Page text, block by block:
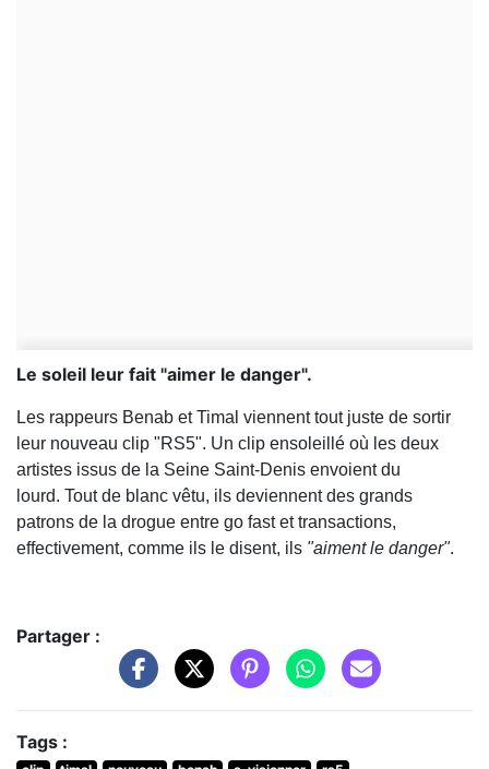
Le soleil leur fait "aimer le danger".
Les rappeurs Benab et Timal viennent tout juste de sortir
leur nouveau clip "RS5". Un clip ensoleillé où les deux
artistes issus de la Seine Saint-Denis envoient du
lourd. Tout de blanc vêtu, ils deviennent des grands
patrons de la drogue entre go fast et transactions,
effectivement, comme ils le disent, ils "aiment le danger".
Partager :
Tags :